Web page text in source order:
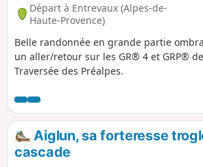
Départ à Entrevaux (Alpes-de-
Haute-Provence)
Belle randonnée en grande partie
un aller/retour sur les GR® 4 et GRP®
Traversée des Préalpes.
Aiglun, sa forteresse
cascade